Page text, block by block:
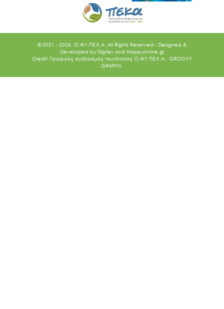
© 2021 - 2026. O.ΦΥ.ΠΕ.Κ.Α. All Rights Reserved - Designed &
Developed by Digilex and Happyonline.gr
Credit: Γραφικός σχεδιασμός ταυτότητας Ο.ΦΥ.ΠΕ.Κ.Α.: GROOVY
GRAPHX.